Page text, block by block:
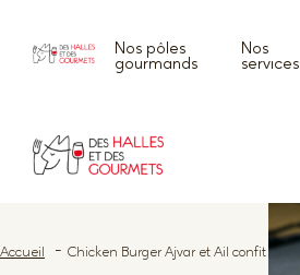
Nos pôles
gourmands
Nos
services
Accueil Chicken Burger Ajvar et Ail confit